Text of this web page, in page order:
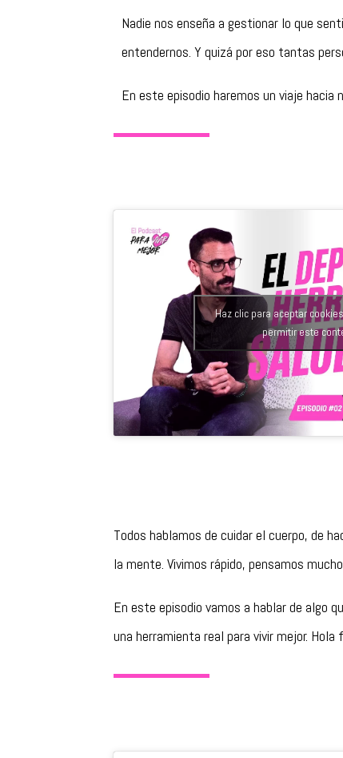
Nadie nos enseña a gestionar lo que
entendernos. Y quizá por eso tantas
En este episodio haremos un viaje hacia
Haz clic para aceptar
permitir este
Todos hablamos de cuidar el cuerpo, de
la mente. Vivimos rápido, pensamos
En este episodio vamos a hablar de algo
una herramienta real para vivir mejor.